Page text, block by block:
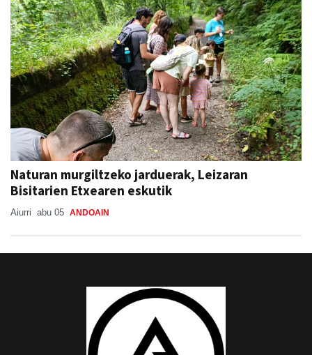
Naturan murgiltzeko jarduerak, Leizaran
Bisitarien Etxearen eskutik
Aiurri abu 05 ANDOAIN